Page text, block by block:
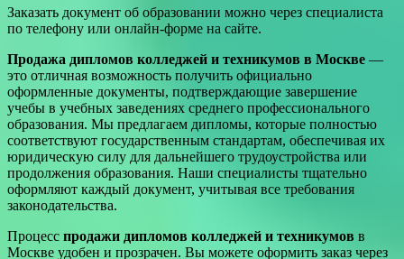
Заказать документ об образовании можно через специалиста
по телефону или онлайн-форме на сайте.
Продажа дипломов колледжей и техникумов в Москве —
это отличная возможность получить официально
оформленные документы, подтверждающие завершение
учебы в учебных заведениях среднего профессионального
образования. Мы предлагаем дипломы, которые полностью
соответствуют государственным стандартам, обеспечивая их
юридическую силу для дальнейшего трудоустройства или
продолжения образования. Наши специалисты тщательно
оформляют каждый документ, учитывая все требования
законодательства.
Процесс продажи дипломов колледжей и техникумов в
Москве удобен и прозрачен. Вы можете оформить заказ через